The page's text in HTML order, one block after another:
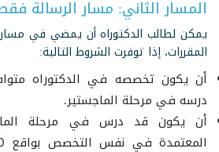
المسار الثاني: مسار الرسالة
يمكن لطالب الدكتوراه أن يمضي في
المقررات، إذا توفرت الشروط التالية:
أن يكون تخصصه في الدكتوراه
درسه في مرحلة الماجستير.
أن يكون قد درس في مرحلة